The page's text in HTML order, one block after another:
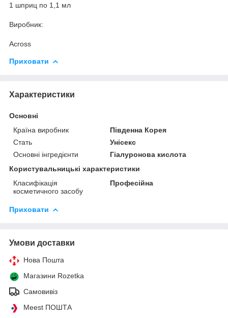
1 шприц по 1,1 мл
Виробник:
Across
Приховати
Характеристики
Основні
Країна виробник
Південна Корея
Стать
Унісекс
Основні інгредієнти
Гіалуронова кислота
Користувальницькі характеристики
Класифікація
косметичного засобу
Професійна
Приховати
Умови доставки
Нова Пошта
Магазини Rozetka
Самовивіз
Meest ПОШТА